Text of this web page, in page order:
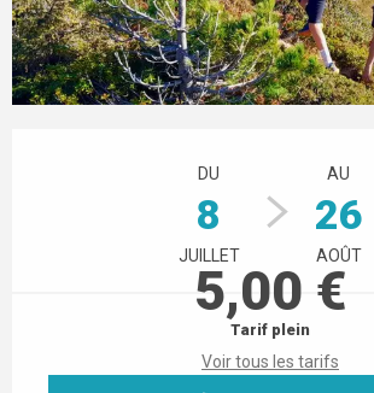
DU
8
JUILLET
AU
26
AOÛT
5,00 €
Tarif plein
Voir tous les tarifs